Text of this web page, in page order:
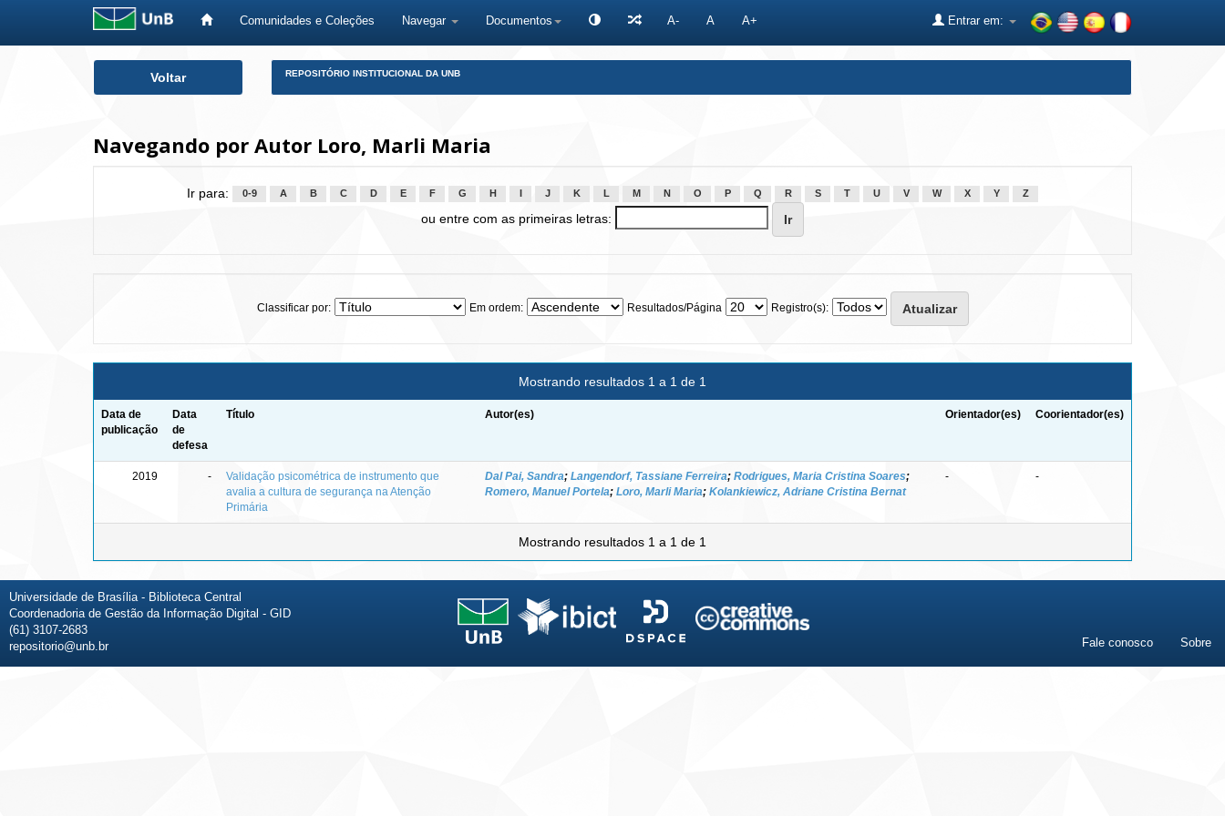
Comunidades e Coleções Navegar Documentos A- A A+ Entrar em:
Voltar REPOSITÓRIO INSTITUCIONAL DA UNB
Navegando por Autor Loro, Marli Maria
Ir para: 0-9 A B C D E F G H J K L M N O P Q R S T U V W X Y Z
ou entre com as primeiras letras:
Classificar por: Em ordem: Resultados/Página Registro(s):
Mostrando resultados 1 a 1 de 1
Data de
publicação
Data
de
defesa
Título Autor(es) Orientador(es) Coorientador(es)
2019 -
Validação psicométrica de instrumento que
avalia a cultura de segurança na Atenção
Primária
Dal Pai, Sandra; Langendorf, Tassiane Ferreira; Rodrigues, Maria Cristina Soares;
Romero, Manuel Portela; Loro, Marli Maria; Kolankiewicz, Adriane Cristina Bernat
- -
Mostrando resultados 1 a 1 de 1
Universidade de Brasília - Biblioteca Central
Coordenadoria de Gestão da Informação Digital - GID
(61) 3107-2683
repositorio@unb.br
Fale conosco Sobre